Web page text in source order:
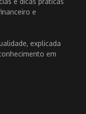
e
explicada
em